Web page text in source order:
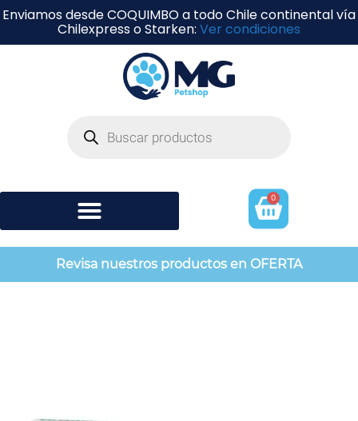
Enviamos desde COQUIMBO a todo Chile continental vía
Chilexpress o Starken: Ver condiciones
0
Revisa nuestros productos en OFERTA